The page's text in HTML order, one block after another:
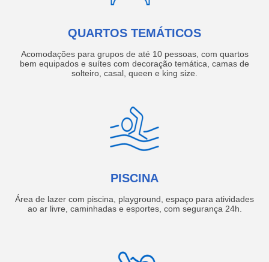
QUARTOS TEMÁTICOS
Acomodações para grupos de até 10 pessoas, com quartos
bem equipados e suítes com decoração temática, camas de
solteiro, casal, queen e king size.
PISCINA
Área de lazer com piscina, playground, espaço para atividades
ao ar livre, caminhadas e esportes, com segurança 24h.